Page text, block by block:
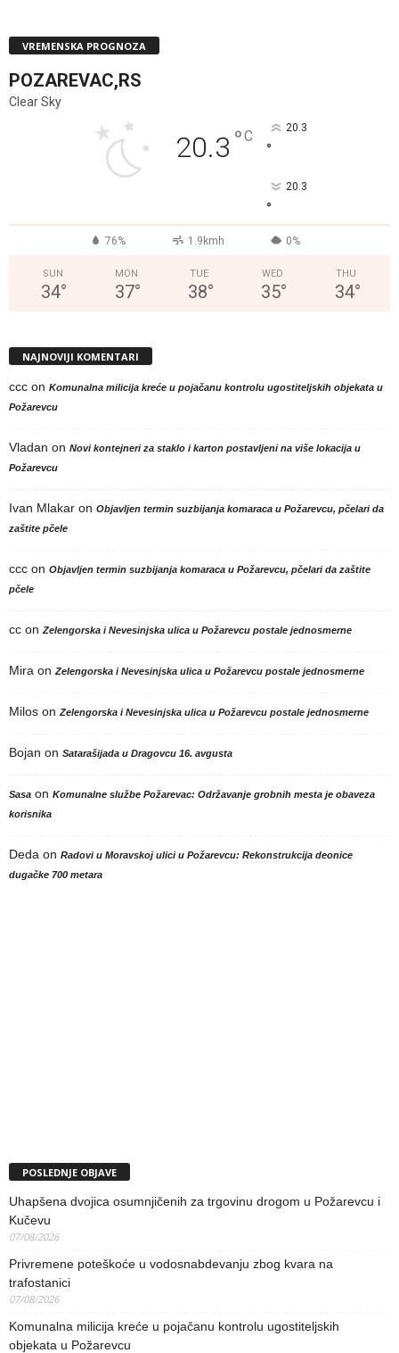
VREMENSKA PROGNOZA
POZAREVAC,RS
Clear Sky
20.3 °C 20.3
°
20.3
°
76% 1.9kmh 0%
SUN
34°
MON
37°
TUE
38°
WED
35°
THU
34°
NAJNOVIJI KOMENTARI
ccc on Komunalna milicija kreće u pojačanu kontrolu ugostiteljskih objekata u
Požarevcu
Vladan on Novi kontejneri za staklo i karton postavljeni na više lokacija u
Požarevcu
Ivan Mlakar on Objavljen termin suzbijanja komaraca u Požarevcu, pčelari da
zaštite pčele
ccc on Objavljen termin suzbijanja komaraca u Požarevcu, pčelari da zaštite
pčele
cc onZelengorska i Nevesinjska ulica u Požarevcu postale jednosmerne
Mira onZelengorska i Nevesinjska ulica u Požarevcu postale jednosmerne
Milos onZelengorska i Nevesinjska ulica u Požarevcu postale jednosmerne
Bojan on Satarašijada u Dragovcu 16. avgusta
Sasa on Komunalne službe Požarevac: Održavanje grobnih mesta je obaveza
korisnika
Deda on Radovi u Moravskoj ulici u Požarevcu: Rekonstrukcija deonice
dugačke 700 metara
POSLEDNJE OBJAVE
Uhapšena dvojica osumnjičenih za trgovinu drogom u Požarevcu i
Kučevu
07/08/2026
Privremene poteškoće u vodosnabdevanju zbog kvara na
trafostanici
07/08/2026
Komunalna milicija kreće u pojačanu kontrolu ugostiteljskih
objekata u Požarevcu